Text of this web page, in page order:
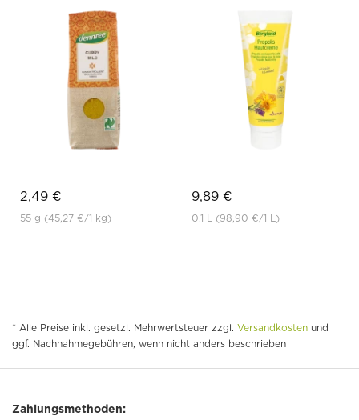
2,49 €
55 g (45,27 €/1 kg)
9,89 €
0.1 L (98,90 €/1 L)
* Alle Preise inkl. gesetzl. Mehrwertsteuer zzgl. Versandkosten und
ggf. Nachnahmegebühren, wenn nicht anders beschrieben
Zahlungsmethoden: